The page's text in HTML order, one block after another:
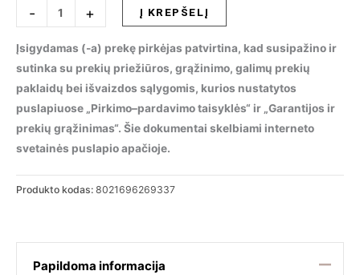
-
produkto
kiekis:
Pakabinamas
šviestuvas
FRAME
SP
CERCHIO
NERO,
+ Į KREPŠELĮ
Įsigydamas (-a) prekę pirkėjas patvirtina, kad susipažino ir
sutinka su prekių priežiūros, grąžinimo, galimų prekių
paklaidų bei išvaizdos sąlygomis, kurios nustatytos
puslapiuose „Pirkimo–pardavimo taisyklės“ ir „Garantijos ir
prekių grąžinimas“. Šie dokumentai skelbiami interneto
svetainės puslapio apačioje.
Produkto kodas: 8021696269337
Papildoma informacija